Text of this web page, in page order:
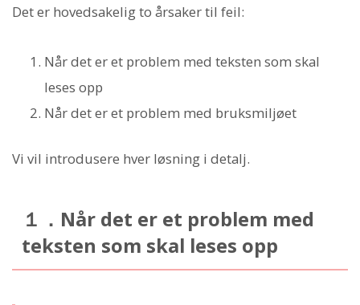
Det er hovedsakelig to årsaker til feil:
Når det er et problem med teksten som skal
leses opp
Når det er et problem med bruksmiljøet
Vi vil introdusere hver løsning i detalj.
１．Når det er et problem med
teksten som skal leses opp